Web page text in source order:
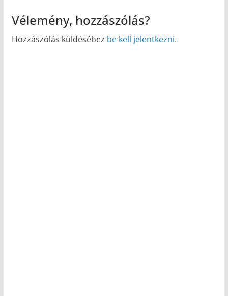
Vélemény, hozzászólás?
Hozzászólás küldéséhez be kell jelentkezni.